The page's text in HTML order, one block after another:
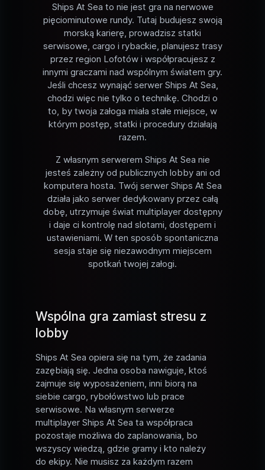
Ships At Sea to nie jest gra na nerwowe
pięciominutowe rundy. Tutaj budujesz swoją
morską karierę, prowadzisz statki
serwisowe, cargo i rybackie, planujesz trasy
przez region Lofotów i współpracujesz z
innymi graczami nad wspólnym światem gry.
Jeśli chcesz wynająć serwer Ships At Sea,
chodzi więc nie tylko o technikę. Chodzi o
to, by twoja załoga miała stałe miejsce, w
którym postęp, statki i procedury działają
razem.
Z własnym serwerem Ships At Sea nie
jesteś zależny od publicznych lobby ani od
komputera hosta. Twój serwer Ships At Sea
działa jako serwer dedykowany przez całą
dobę, utrzymuje świat multiplayer dostępny
i daje ci kontrolę nad slotami, dostępem i
ustawieniami. W ten sposób spontaniczna
sesja staje się niezawodnym miejscem
spotkań twojej załogi.
Wspólna gra zamiast stresu z
lobby
Ships At Sea opiera się na tym, że zadania
zazębiają się. Jedna osoba nawiguje, ktoś
zajmuje się wyposażeniem, inni biorą na
siebie cargo, rybołówstwo lub prace
serwisowe. Na własnym serwerze
multiplayer Ships At Sea ta współpraca
pozostaje możliwa do zaplanowania, bo
wszyscy wiedzą, gdzie gramy i kto należy
do ekipy. Nie musisz za każdym razem